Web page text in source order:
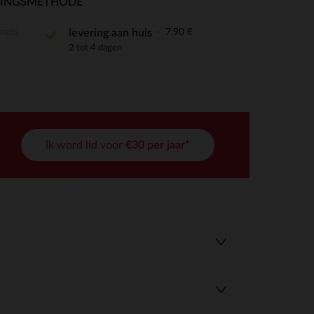
aan te passen en te beheren, en zorgt ervoor dat aan
levering aan huis 7,90 €
2 tot 4 dagen
Ik word lid voor €30 per jaar*